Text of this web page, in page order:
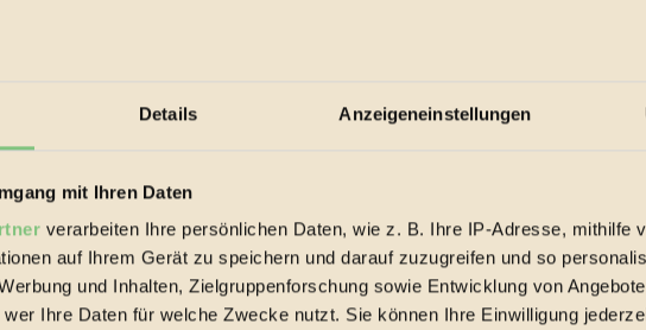
Details Anzeigeneinstellungen
mit Ihren Daten
verarbeiten Ihre persönlichen Daten, wie z. B. Ihre IP-Adresse, mithilfe
auf Ihrem Gerät zu speichern und darauf zuzugreifen und so
und Inhalten, Zielgruppenforschung sowie Entwicklung von
Ihre Daten für welche Zwecke nutzt. Sie können Ihre Einwilligung
– und das fast ohne Emissionen...